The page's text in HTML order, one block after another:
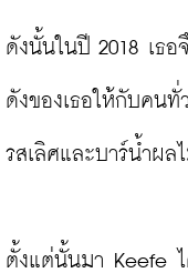
ดังนั้นในปี 2018 เธ
ดังของเธอให้กับคน
รสเลิศและบาร์น้ำผล
ตั้งแต่นั้นมา Keefe ไ